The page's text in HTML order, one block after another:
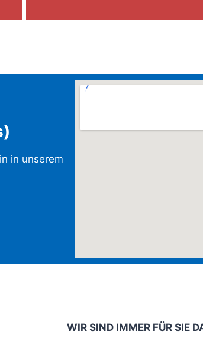
in unserem
WIR SIND IMMER FÜR SIE